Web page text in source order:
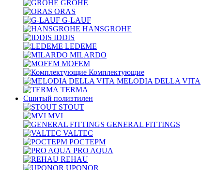
GROHE
ORAS
G-LAUF
HANSGROHE
IDDIS
LEDEME
MILARDO
MOFEM
Комплектующие
MELODIA DELLA VITA
TERMA
Сшитый полиэтилен
STOUT
MVI
GENERAL FITTINGS
VALTEC
РОСТЕРМ
PRO AQUA
REHAU
UPONOR